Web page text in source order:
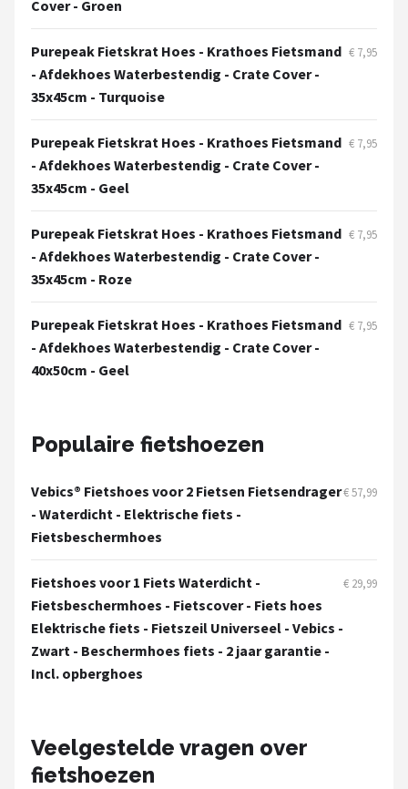
Cover - Groen
Purepeak Fietskrat Hoes - Krathoes Fietsmand
- Afdekhoes Waterbestendig - Crate Cover -
35x45cm - Turquoise
€ 7,95
Purepeak Fietskrat Hoes - Krathoes Fietsmand
- Afdekhoes Waterbestendig - Crate Cover -
35x45cm - Geel
€ 7,95
Purepeak Fietskrat Hoes - Krathoes Fietsmand
- Afdekhoes Waterbestendig - Crate Cover -
35x45cm - Roze
€ 7,95
Purepeak Fietskrat Hoes - Krathoes Fietsmand
- Afdekhoes Waterbestendig - Crate Cover -
40x50cm - Geel
€ 7,95
Populaire fietshoezen
Vebics® Fietshoes voor 2 Fietsen Fietsendrager
- Waterdicht - Elektrische fiets -
Fietsbeschermhoes
€ 57,99
Fietshoes voor 1 Fiets Waterdicht -
Fietsbeschermhoes - Fietscover - Fiets hoes
Elektrische fiets - Fietszeil Universeel - Vebics -
Zwart - Beschermhoes fiets - 2 jaar garantie -
Incl. opberghoes
€ 29,99
Veelgestelde vragen over
fietshoezen